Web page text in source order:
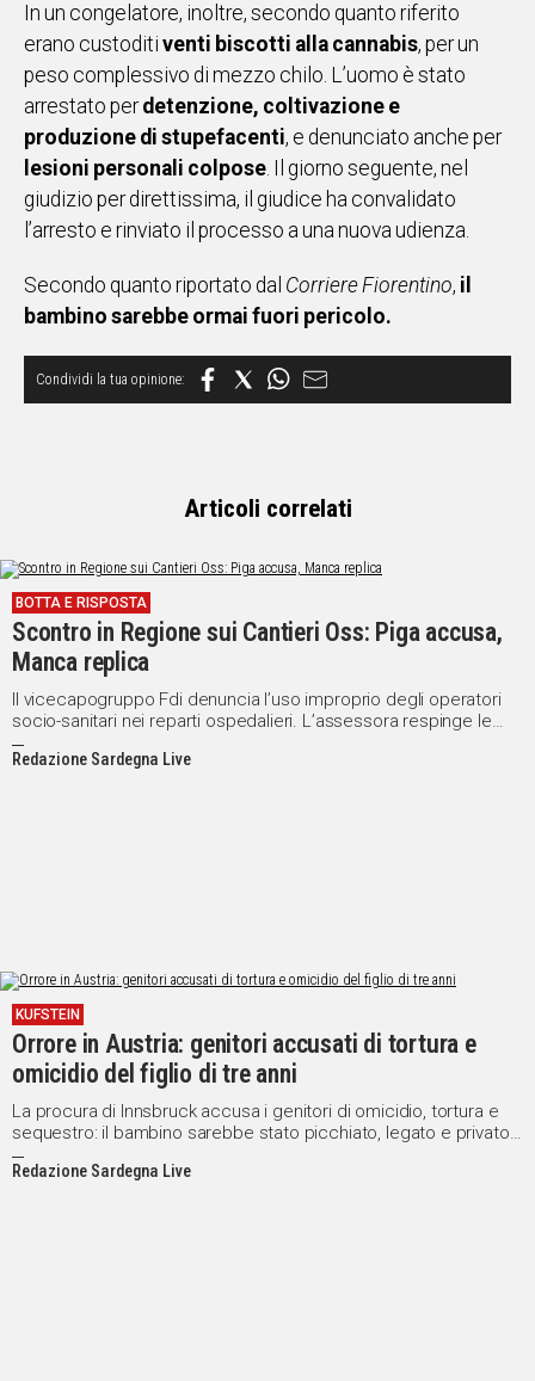
In un congelatore, inoltre, secondo quanto riferito
erano custoditi venti biscotti alla cannabis, per un
peso complessivo di mezzo chilo. L’uomo è stato
arrestato perdetenzione, coltivazione e
produzione di stupefacenti, e denunciato anche per
lesioni personali colpose. Il giorno seguente, nel
giudizio per direttissima, il giudice ha convalidato
l’arresto e rinviato il processo a una nuova udienza.
Secondo quanto riportato dal Corriere Fiorentino, il
bambino sarebbe ormai fuori pericolo.
Articoli correlati
BOTTA E RISPOSTA
Scontro in Regione sui Cantieri Oss: Piga accusa,
Manca replica
Il vicecapogruppo Fdi denuncia l’uso improprio degli operatori
socio-sanitari nei reparti ospedalieri. L’assessora respinge le
accuse: “Progetto serio e utile, basta propaganda”
Redazione Sardegna Live
KUFSTEIN
Orrore in Austria: genitori accusati di tortura e
omicidio del figlio di tre anni
La procura di Innsbruck accusa i genitori di omicidio, tortura e
sequestro: il bambino sarebbe stato picchiato, legato e privato
di cibo e acqua per mesi
Redazione Sardegna Live